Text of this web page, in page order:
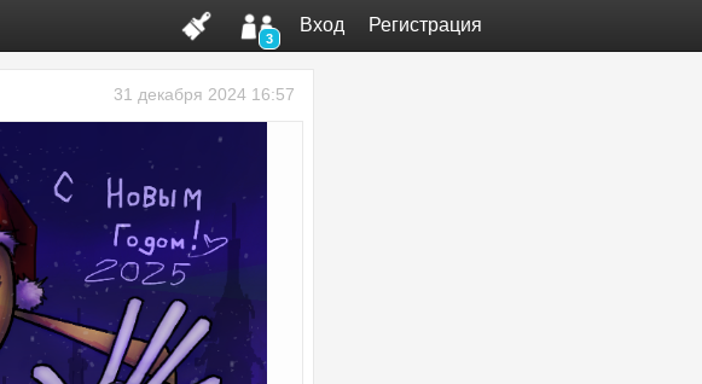
3
Вход Регистрация
31 декабря 2024 16:57